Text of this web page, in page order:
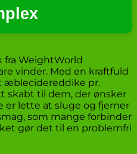
WeightWorld
vinder. Med en kraftfuld
æblecidereddike pr.
skabt til dem, der ønsker
er lette at sluge og fjerner
som mange forbinder
gør det til en problemfri